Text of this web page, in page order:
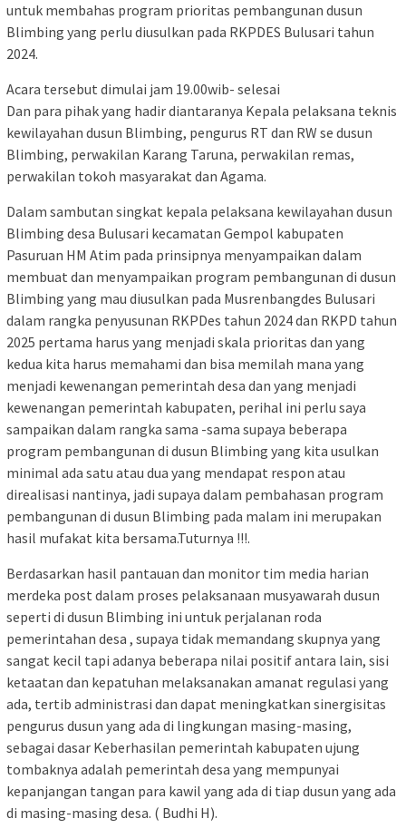
untuk membahas program prioritas pembangunan dusun
Blimbing yang perlu diusulkan pada RKPDES Bulusari tahun
2024.
Acara tersebut dimulai jam 19.00wib- selesai
Dan para pihak yang hadir diantaranya Kepala pelaksana teknis
kewilayahan dusun Blimbing, pengurus RT dan RW se dusun
Blimbing, perwakilan Karang Taruna, perwakilan remas,
perwakilan tokoh masyarakat dan Agama.
Dalam sambutan singkat kepala pelaksana kewilayahan dusun
Blimbing desa Bulusari kecamatan Gempol kabupaten
Pasuruan HM Atim pada prinsipnya menyampaikan dalam
membuat dan menyampaikan program pembangunan di dusun
Blimbing yang mau diusulkan pada Musrenbangdes Bulusari
dalam rangka penyusunan RKPDes tahun 2024 dan RKPD tahun
2025 pertama harus yang menjadi skala prioritas dan yang
kedua kita harus memahami dan bisa memilah mana yang
menjadi kewenangan pemerintah desa dan yang menjadi
kewenangan pemerintah kabupaten, perihal ini perlu saya
sampaikan dalam rangka sama -sama supaya beberapa
program pembangunan di dusun Blimbing yang kita usulkan
minimal ada satu atau dua yang mendapat respon atau
direalisasi nantinya, jadi supaya dalam pembahasan program
pembangunan di dusun Blimbing pada malam ini merupakan
hasil mufakat kita bersama.Tuturnya !!!.
Berdasarkan hasil pantauan dan monitor tim media harian
merdeka post dalam proses pelaksanaan musyawarah dusun
seperti di dusun Blimbing ini untuk perjalanan roda
pemerintahan desa , supaya tidak memandang skupnya yang
sangat kecil tapi adanya beberapa nilai positif antara lain, sisi
ketaatan dan kepatuhan melaksanakan amanat regulasi yang
ada, tertib administrasi dan dapat meningkatkan sinergisitas
pengurus dusun yang ada di lingkungan masing-masing,
sebagai dasar Keberhasilan pemerintah kabupaten ujung
tombaknya adalah pemerintah desa yang mempunyai
kepanjangan tangan para kawil yang ada di tiap dusun yang ada
di masing-masing desa. ( Budhi H).